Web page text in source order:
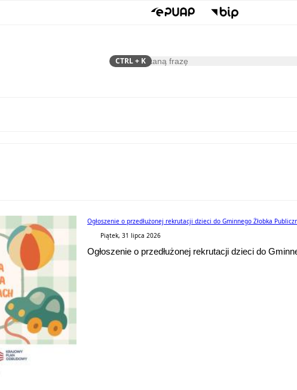
Szukaj
CTRL+ K
Ogłoszenie o przedłużonej rekrutacji dzieci do Gminnego Żłobka
Piątek, 31 lipca 2026
Ogłoszenie o przedłużonej rekrutacji dzieci do